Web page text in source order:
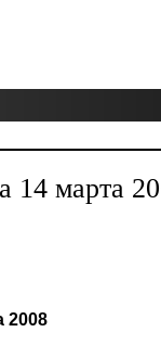
14 марта
2008